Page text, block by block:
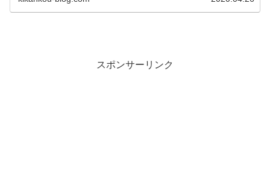
スポンサーリンク